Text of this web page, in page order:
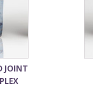
JOINT
chosen